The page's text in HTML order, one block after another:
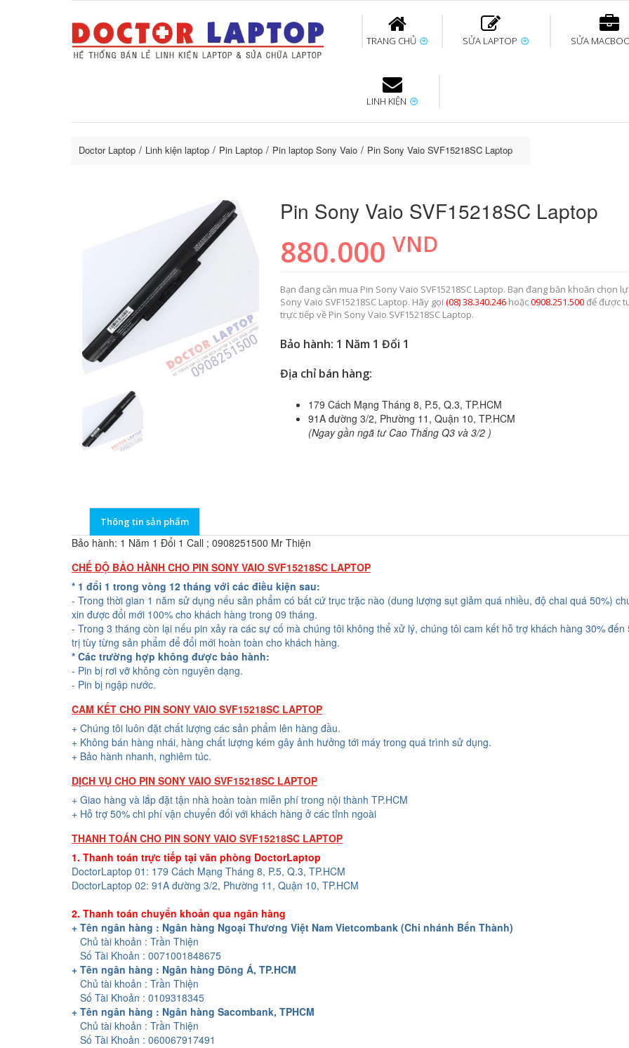
TRANG CHỦ SỬA LAPTOP
Sửa Laptop uy tín Thay bàn phím Thay màn hình Thay Pin
SỬA
Sửa Macbook uy tín Thay pin Macbook Thay màn hình
Thay pin Surface Sửa Surface không
LINH KIỆN
Doctor Laptop Linh kiện laptop Pin Laptop Pin laptop Sony Vaio Pin Sony Vaio SVF15218SC Laptop
Pin Sony Vaio SVF15218SC Laptop
880.000 VND
Bạn đang cần mua Pin Sony Vaio SVF15218SC Laptop. Bạn đang băn khoăn chọn
Sony Vaio SVF15218SC Laptop. Hãy gọi(08) 38.340.246 hoặc0908.251.500để được
trực tiếp về Pin Sony Vaio SVF15218SC Laptop.
Bảo hành: 1 Năm 1 Đổi 1
Địa chỉ bán hàng:
179 Cách Mạng Tháng 8, P.5, Q.3, TP.HCM
91A đường 3/2, Phường 11, Quận 10, TP.HCM
(Ngay gần ngã tư Cao Thắng Q3 và 3/2 )
Thông tin sản phẩm
Bảo hành: 1 Năm 1 Đổi 1 Call ; 0908251500 Mr Thiện
CHẾ ĐỘ BẢO HÀNH CHO PIN SONY VAIO SVF15218SC LAPTOP
* 1 đổi 1 trong vòng 12 tháng với các điều kiện sau:
- Trong thời gian 1 năm sử dụng nếu sản phẩm có bất cứ trục trặc nào (dung lượng sụt giảm quá nhiều, độ chai quá 50%)
xin được đổi mới 100% cho khách hàng trong 09 tháng.
- Trong 3 tháng còn lại nếu pin xảy ra các sự cố mà chúng tôi không thể xử lý, chúng tôi cam kết hỗ trợ khách hàng 30% đến
trị tùy từng sản phẩm để đổi mới hoàn toàn cho khách hàng.
* Các trường hợp không được bảo hành:
- Pin bị rơi vỡ không còn nguyên dạng.
- Pin bị ngập nước.
CAM KẾT CHO PIN SONY VAIO SVF15218SC LAPTOP
+ Chúng tôi luôn đặt chất lượng các sản phẩm lên hàng đầu.
+ Không bán hàng nhái, hàng chất lượng kém gây ảnh hưởng tới máy trong quá trình sử dụng.
+ Bảo hành nhanh, nghiêm túc.
DỊCH VỤ CHO PIN SONY VAIO SVF15218SC LAPTOP
+ Giao hàng và lắp đặt tận nhà hoàn toàn miễn phí trong nội thành TP.HCM
+ Hỗ trợ 50% chi phí vận chuyển đối với khách hàng ở các tỉnh ngoài
THANH TOÁN CHO PIN SONY VAIO SVF15218SC LAPTOP
1. Thanh toán trực tiếp tại văn phòng DoctorLaptop
DoctorLaptop 01: 179 Cách Mạng Tháng 8, P.5, Q.3, TP.HCM
DoctorLaptop 02: 91A đường 3/2, Phường 11, Quận 10, TP.HCM
2. Thanh toán chuyển khoản qua ngân hàng
+ Tên ngân hàng : Ngân hàng Ngoại Thương Việt Nam Vietcombank (Chi nhánh Bến Thành)
Chủ tài khoản : Trần Thiện
Số Tài Khoản : 0071001848675
+ Tên ngân hàng : Ngân hàng Đông Á, TP.HCM
Chủ tài khoản : Trần Thiện
Số Tài Khoản : 0109318345
+ Tên ngân hàng : Ngân hàng Sacombank, TPHCM
Chủ tài khoản : Trần Thiện
Số Tài Khoản : 060067917491